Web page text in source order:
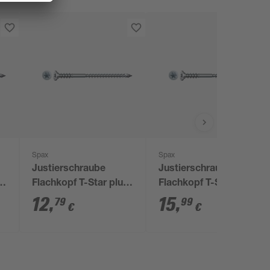
Spax
Justierschraube
Flachkopf T-Star plus
T30 Ø 6 x 60 mm 75
Stück
12,79 €
Spax
Justierschraube
Flachkopf T-Star plus
T30 Ø 6 x 80 mm 75
Stück
15,99 €